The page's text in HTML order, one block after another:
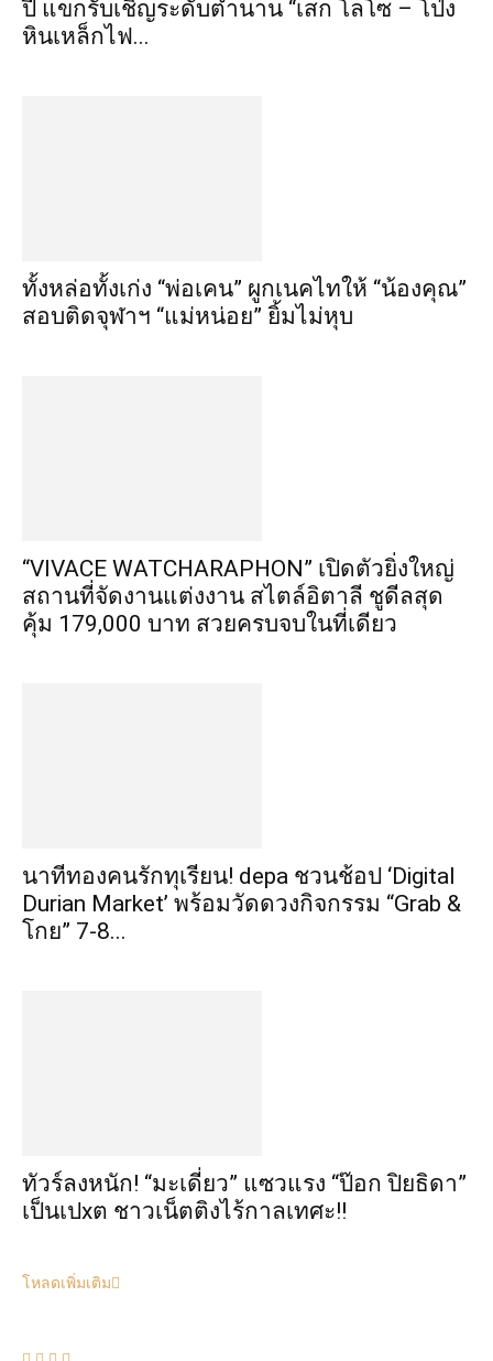
ปี แขกรับเชิญระดับตำนาน “เสก โลโซ – โป่ง
หินเหล็กไฟ...
ทั้งหล่อทั้งเก่ง “พ่อเคน” ผูกเนคไทให้ “น้องคุณ”
สอบติดจุฬาฯ “แม่หน่อย” ยิ้มไม่หุบ
“VIVACE WATCHARAPHON” เปิดตัวยิ่งใหญ่
สถานที่จัดงานแต่งงาน สไตล์อิตาลี ชูดีลสุด
คุ้ม 179,000 บาท สวยครบจบในที่เดียว
นาทีทองคนรักทุเรียน! depa ชวนช้อป ‘Digital
Durian Market’ พร้อมวัดดวงกิจกรรม “Grab &
โกย” 7-8...
ทัวร์ลงหนัก! “มะเดี่ยว” แซวแรง “ป๊อก ปิยธิดา”
เป็นเปxต ชาวเน็ตติงไร้กาลเทศะ!!
โหลดเพิ่มเติม